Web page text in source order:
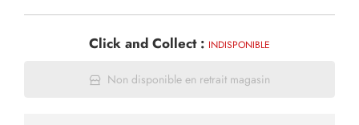
Click and Collect : INDISPONIBLE
Non disponible en retrait magasin